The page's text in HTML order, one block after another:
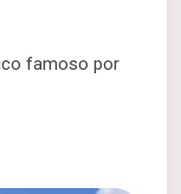
famoso por